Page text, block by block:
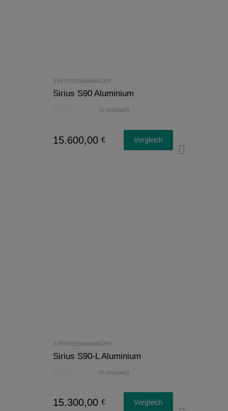
3 PFERDEANHÄNGER
Sirius S90 Aluminium
(0 reviews)
15.600,00 €
Vergleich
3 PFERDEANHÄNGER
Sirius S90-L Aluminium
(0 reviews)
15.300,00 €
Vergleich